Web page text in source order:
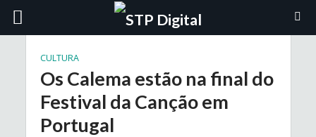
CULTURA
Os Calema estão na final do
Festival da Canção em
Portugal